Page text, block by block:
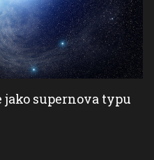
jako supernova typu